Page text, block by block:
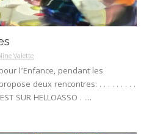
Valette
l’Enfance, pendant les
deux rencontres: . . . . . . . . .
SUR HELLOASSO . ....